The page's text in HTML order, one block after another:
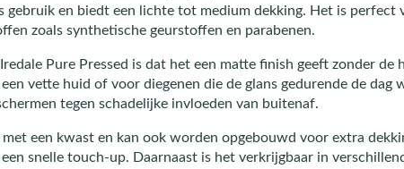
en biedt een lichte tot medium dekking. Het is perfect
zoals synthetische geurstoffen en parabenen.
Pure Pressed is dat het een matte finish geeft zonder
vette huid of voor diegenen die de glans gedurende de dag
tegen schadelijke invloeden van buitenaf.
met een kwast en kan ook worden opgebouwd voor extra
snelle touch-up. Daarnaast is het verkrijgbaar in